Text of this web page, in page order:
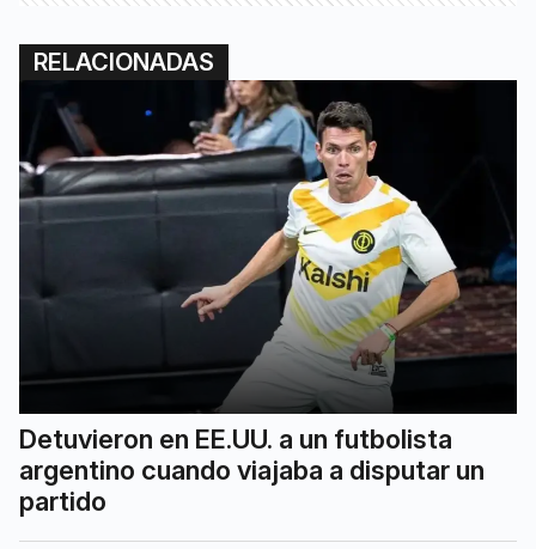
RELACIONADAS
Detuvieron en EE.UU. a un futbolista
argentino cuando viajaba a disputar un
partido